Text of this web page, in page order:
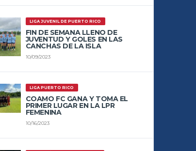
LIGA JUVENIL DE PUERTO RICO
FIN DE SEMANA LLENO DE
JUVENTUD Y GOLES EN LAS
CANCHAS DE LA ISLA
10/09/2023
LIGA PUERTO RICO
COAMO FC GANA Y TOMA EL
PRIMER LUGAR EN LA LPR
FEMENINA
10/16/2023